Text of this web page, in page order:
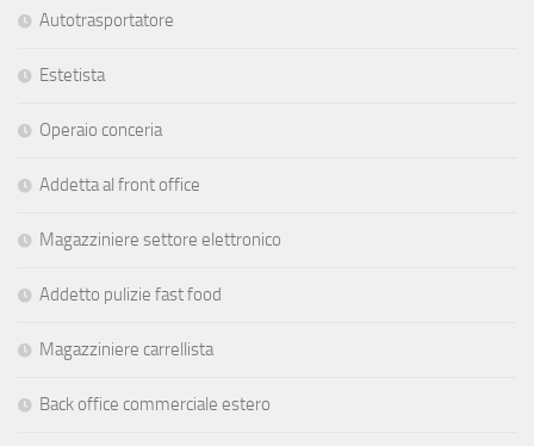
Autotrasportatore
Estetista
Operaio conceria
Addetta al front office
Magazziniere settore elettronico
Addetto pulizie fast food
Magazziniere carrellista
Back office commerciale estero